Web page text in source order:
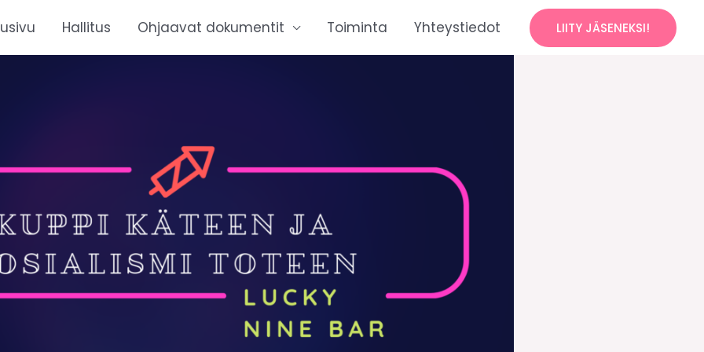
Hallitus Ohjaavat dokumentit Toiminta Yhteystiedot LIITY JÄSENEKSI!